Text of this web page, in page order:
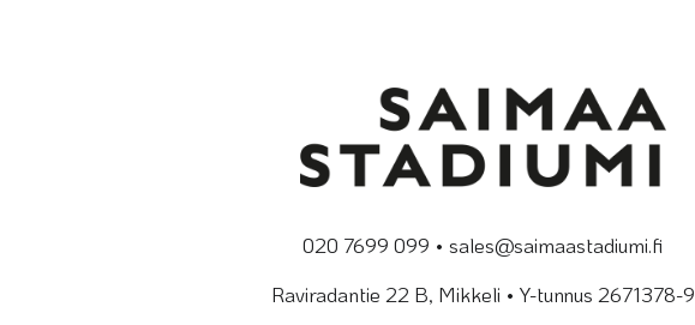
020 7699 099 • sales@saimaastadiumi.fi
Raviradantie 22 B, Mikkeli • Y-tunnus 2671378-9